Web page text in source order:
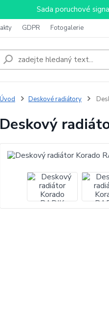
Sada poruchové
GDPR Fotogalerie
Úvod Deskové radiátory
Deskový